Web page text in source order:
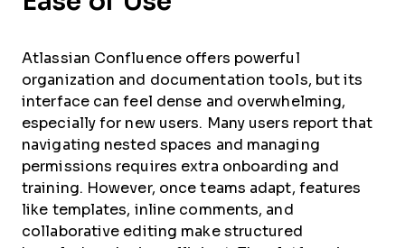
Atlassian Confluence offers powerful
organization and documentation tools, but its
interface can feel dense and overwhelming,
especially for new users. Many users report that
navigating nested spaces and managing
permissions requires extra onboarding and
training. However, once teams adapt, features
like templates, inline comments, and
collaborative editing make structured